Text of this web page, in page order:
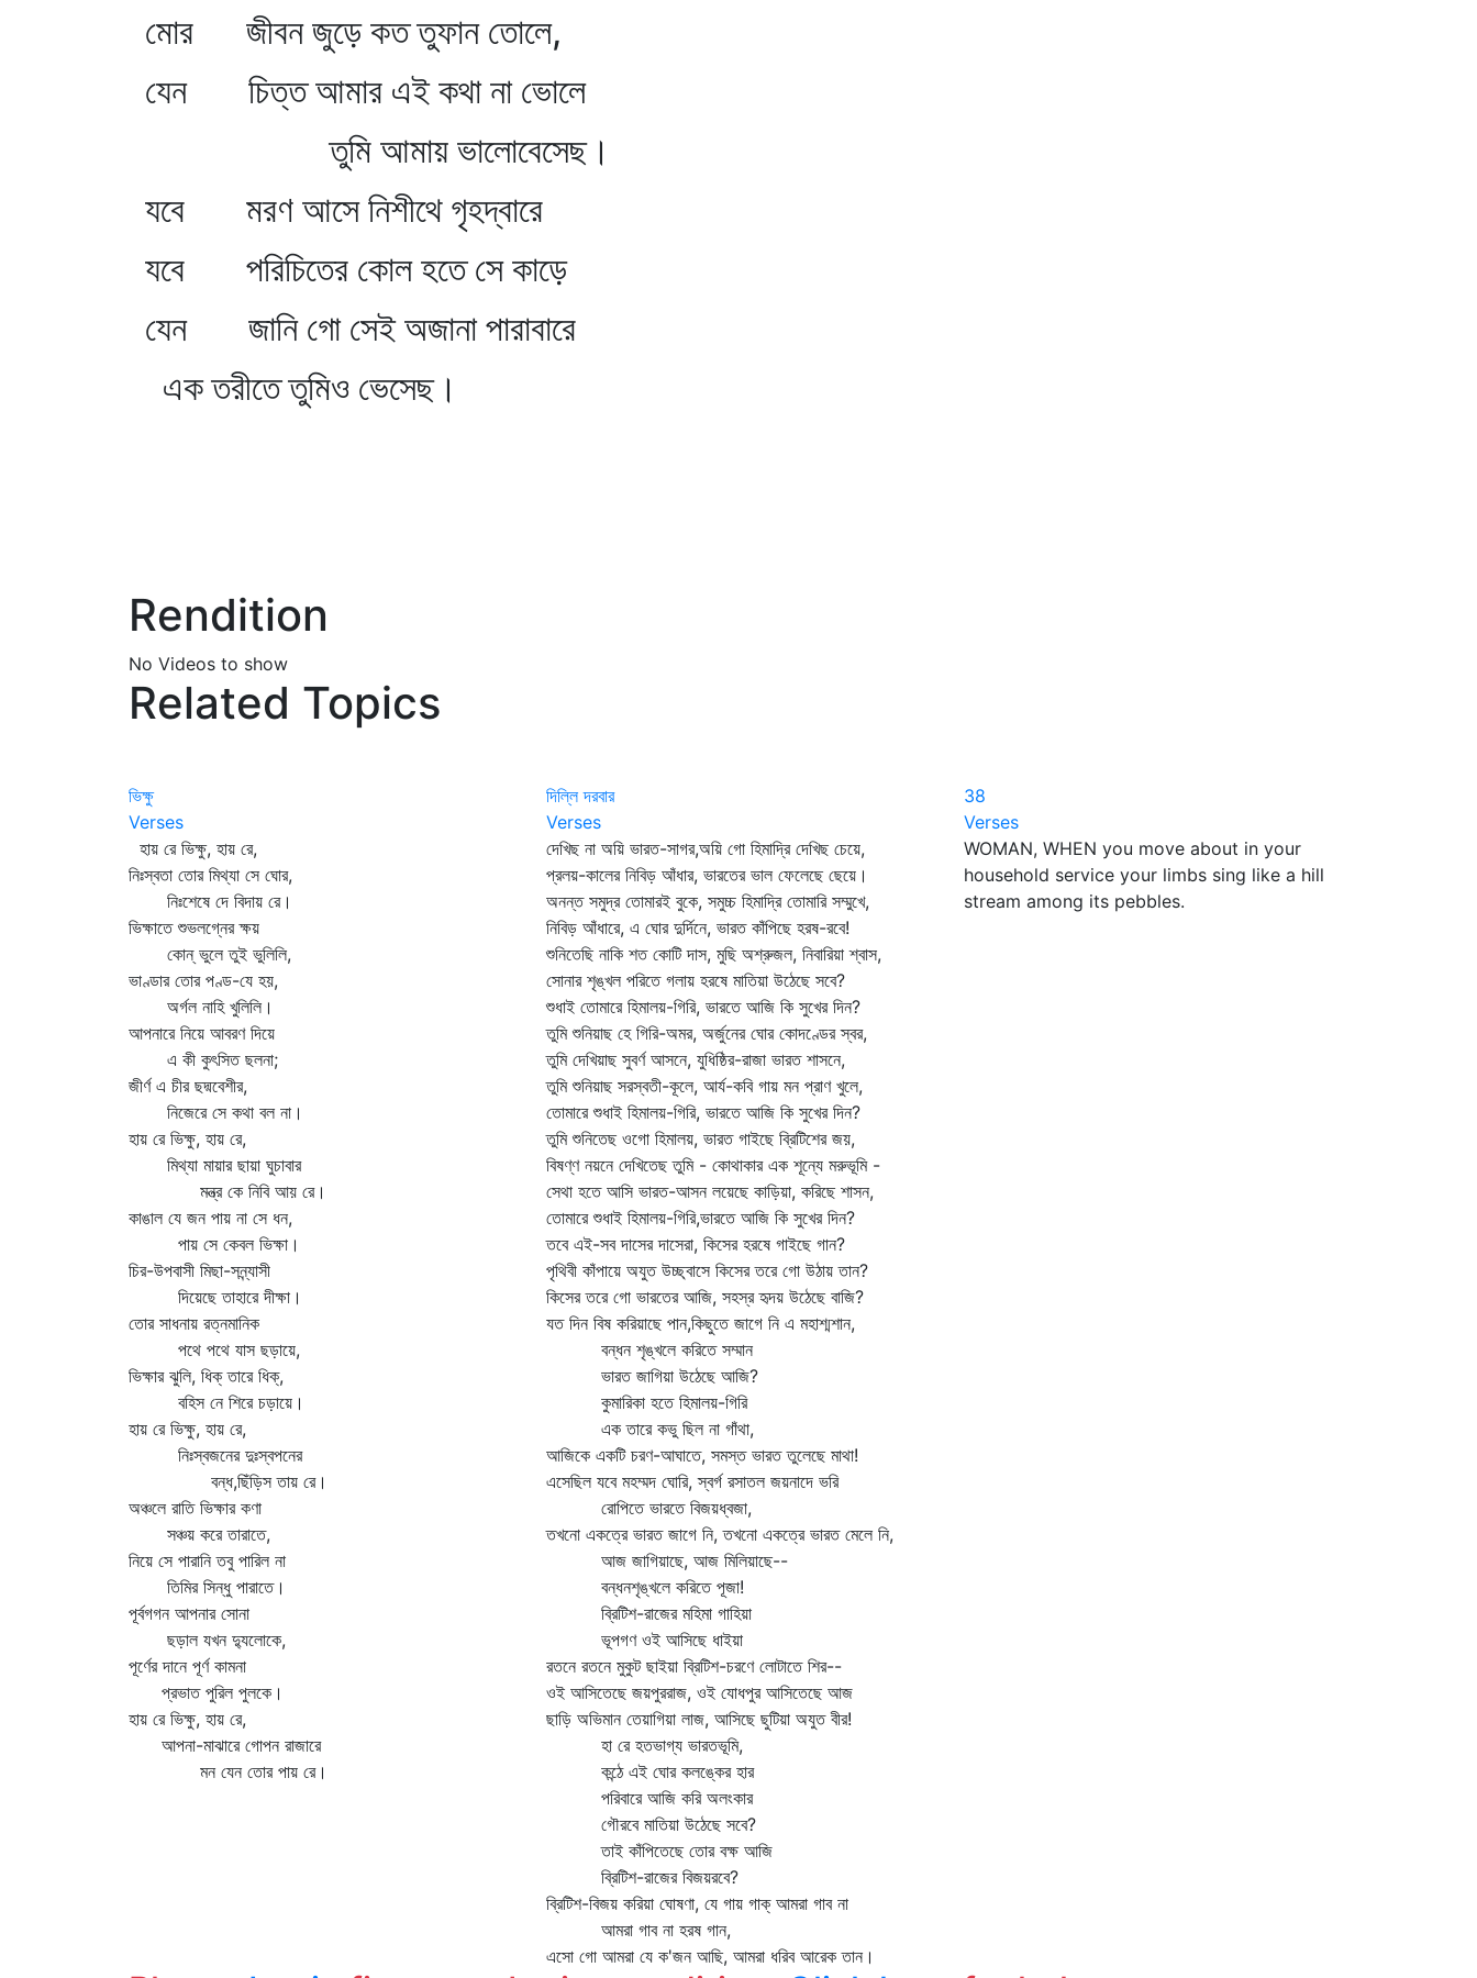
মোর জীবন জুড়ে কত তুফান তোলে,
যেন চিত্ত আমার এই কথা না ভোলে
তুমি আমায় ভালোবেসেছ।
যবে মরণ আসে নিশীথে গৃহদ্বারে
যবে পরিচিতের কোল হতে সে কাড়ে
যেন জানি গো সেই অজানা পারাবারে
এক তরীতে তুমিও ভেসেছ।
Rendition
No Videos to show
Related Topics
ভিক্ষু
Verses
হায় রে ভিক্ষু, হায় রে,
নিঃস্বতা তোর মিথ্যা সে ঘোর,
নিঃশেষে দে বিদায় রে।
ভিক্ষাতে শুভলগ্নের ক্ষয়
কোন্‌ ভুলে তুই ভুলিলি,
ভাণ্ডার তোর পণ্ড-যে হয়,
অর্গল নাহি খুলিলি।
আপনারে নিয়ে আবরণ দিয়ে
এ কী কুৎসিত ছলনা;
জীর্ণ এ চীর ছদ্মবেশীর,
নিজেরে সে কথা বল না।
হায় রে ভিক্ষু, হায় রে,
মিথ্যা মায়ার ছায়া ঘুচাবার
মন্ত্র কে নিবি আয় রে।
কাঙাল যে জন পায় না সে ধন,
পায় সে কেবল ভিক্ষা।
চির-উপবাসী মিছা-সন্ন্যাসী
দিয়েছে তাহারে দীক্ষা।
তোর সাধনায় রত্নমানিক
পথে পথে যাস ছড়ায়ে,
ভিক্ষার ঝুলি, ধিক্‌ তারে ধিক্‌,
বহিস নে শিরে চড়ায়ে।
হায় রে ভিক্ষু, হায় রে,
নিঃস্বজনের দুঃস্বপনের
বন্ধ,ছিঁড়িস তায় রে।
অঞ্চলে রাতি ভিক্ষার কণা
সঞ্চয় করে তারাতে,
নিয়ে সে পারানি তবু পারিল না
তিমির সিন্ধু পারাতে।
পূর্বগগন আপনার সোনা
ছড়াল যখন দ্যুলোকে,
পূর্ণের দানে পূর্ণ কামনা
প্রভাত পুরিল পুলকে।
হায় রে ভিক্ষু, হায় রে,
আপনা-মাঝারে গোপন রাজারে
মন যেন তোর পায় রে।
দিল্লি দরবার
Verses
দেখিছ না অয়ি ভারত-সাগর,অয়ি গো হিমাদ্রি দেখিছ চেয়ে,
প্রলয়-কালের নিবিড় আঁধার, ভারতের ভাল ফেলেছে ছেয়ে।
অনন্ত সমুদ্র তোমারই বুকে, সমুচ্চ হিমাদ্রি তোমারি সম্মুখে,
নিবিড় আঁধারে, এ ঘোর দুর্দিনে, ভারত কাঁপিছে হরষ-রবে!
শুনিতেছি নাকি শত কোটি দাস, মুছি অশ্রুজল, নিবারিয়া শ্বাস,
সোনার শৃঙ্খল পরিতে গলায় হরষে মাতিয়া উঠেছে সবে?
শুধাই তোমারে হিমালয়-গিরি, ভারতে আজি কি সুখের দিন?
তুমি শুনিয়াছ হে গিরি-অমর, অর্জুনের ঘোর কোদণ্ডের স্বর,
তুমি দেখিয়াছ সুবর্ণ আসনে, যুধিষ্ঠির-রাজা ভারত শাসনে,
তুমি শুনিয়াছ সরস্বতী-কূলে, আর্য-কবি গায় মন প্রাণ খুলে,
তোমারে শুধাই হিমালয়-গিরি, ভারতে আজি কি সুখের দিন?
তুমি শুনিতেছ ওগো হিমালয়, ভারত গাইছে ব্রিটিশের জয়,
বিষণ্ণ নয়নে দেখিতেছ তুমি - কোথাকার এক শূন্যে মরুভূমি -
সেথা হতে আসি ভারত-আসন লয়েছে কাড়িয়া, করিছে শাসন,
তোমারে শুধাই হিমালয়-গিরি,ভারতে আজি কি সুখের দিন?
তবে এই-সব দাসের দাসেরা, কিসের হরষে গাইছে গান?
পৃথিবী কাঁপায়ে অযুত উচ্ছ্বাসে কিসের তরে গো উঠায় তান?
কিসের তরে গো ভারতের আজি, সহস্র হৃদয় উঠেছে বাজি?
যত দিন বিষ করিয়াছে পান,কিছুতে জাগে নি এ মহাশ্মশান,
বন্ধন শৃঙ্খলে করিতে সম্মান
ভারত জাগিয়া উঠেছে আজি?
কুমারিকা হতে হিমালয়-গিরি
এক তারে কভু ছিল না গাঁথা,
আজিকে একটি চরণ-আঘাতে, সমস্ত ভারত তুলেছে মাথা!
এসেছিল যবে মহম্মদ ঘোরি, স্বর্গ রসাতল জয়নাদে ভরি
রোপিতে ভারতে বিজয়ধ্বজা,
তখনো একত্রে ভারত জাগে নি, তখনো একত্রে ভারত মেলে নি,
আজ জাগিয়াছে, আজ মিলিয়াছে--
বন্ধনশৃঙ্খলে করিতে পূজা!
ব্রিটিশ-রাজের মহিমা গাহিয়া
ভূপগণ ওই আসিছে ধাইয়া
রতনে রতনে মুকুট ছাইয়া ব্রিটিশ-চরণে লোটাতে শির--
ওই আসিতেছে জয়পুররাজ, ওই যোধপুর আসিতেছে আজ
ছাড়ি অভিমান তেয়াগিয়া লাজ, আসিছে ছুটিয়া অযুত বীর!
হা রে হতভাগ্য ভারতভূমি,
কন্ঠে এই ঘোর কলঙ্কের হার
পরিবারে আজি করি অলংকার
গৌরবে মাতিয়া উঠেছে সবে?
তাই কাঁপিতেছে তোর বক্ষ আজি
ব্রিটিশ-রাজের বিজয়রবে?
ব্রিটিশ-বিজয় করিয়া ঘোষণা, যে গায় গাক্‌ আমরা গাব না
আমরা গাব না হরষ গান,
এসো গো আমরা যে ক'জন আছি, আমরা ধরিব আরেক তান।
38
Verses
WOMAN, WHEN you move about in your
household service your limbs sing like a hill
stream among its pebbles.